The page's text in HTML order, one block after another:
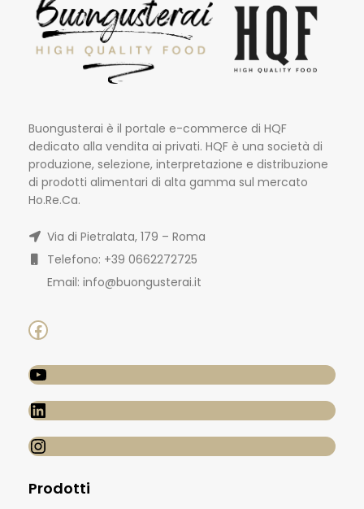
Buongusterai è il portale e-commerce di HQF
dedicato alla vendita ai privati. HQF è una società di
produzione, selezione, interpretazione e distribuzione
di prodotti alimentari di alta gamma sul mercato
Ho.Re.Ca.
Via di Pietralata, 179 – Roma
Telefono: +39 0662272725
Email: info@buongusterai.it
Prodotti